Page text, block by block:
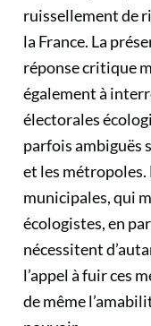
ruissellement de
la France. La
réponse critique
également à
électorales
parfois ambiguës
et les métropoles.
municipales, qui
écologistes, en
nécessitent
l’appel à fuir ces
de même